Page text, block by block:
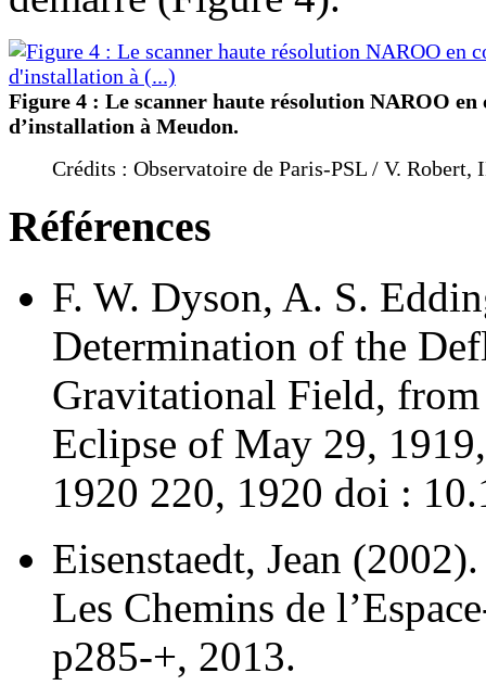
Figure 4 : Le scanner haute résolution NAROO en
d’installation à Meudon.
Crédits : Observatoire de Paris-PSL / V. Robert,
Références
F. W. Dyson, A. S.
Determination of the
Gravitational Field,
Eclipse of May 29,
1920 220, 1920 doi :
Eisenstaedt, Jean
Les Chemins de
p285-+, 2013.